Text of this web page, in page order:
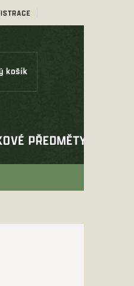
košík
PŘEDMĚTY